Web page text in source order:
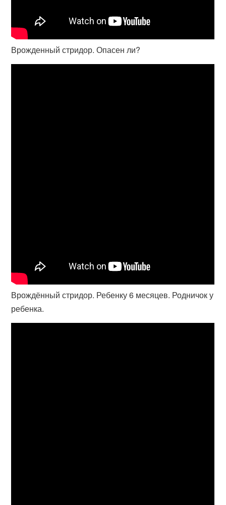
Врожденный стридор. Опасен ли?
Врождённый стридор. Ребенку 6 месяцев. Родничок у
ребенка.